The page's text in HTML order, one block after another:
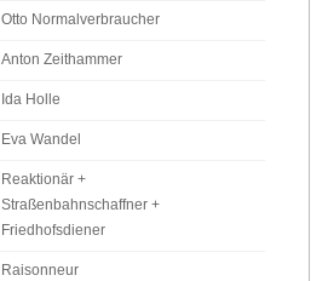
Otto Normalverbraucher
Anton Zeithammer
Ida Holle
Eva Wandel
Reaktionär +
Straßenbahnschaffner +
Friedhofsdiener
Raisonneur